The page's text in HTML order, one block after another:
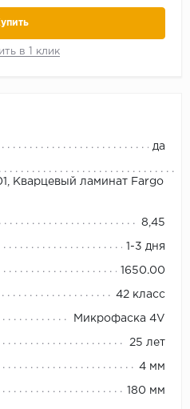
в 1 клик
да
Кварцевый ламинат Fargo
8,45
1-3 дня
1650.00
42 класс
Микрофаска 4V
25 лет
4 мм
180 мм